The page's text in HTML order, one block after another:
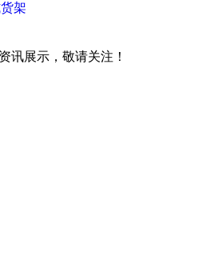
架
讯展示，敬请关注！